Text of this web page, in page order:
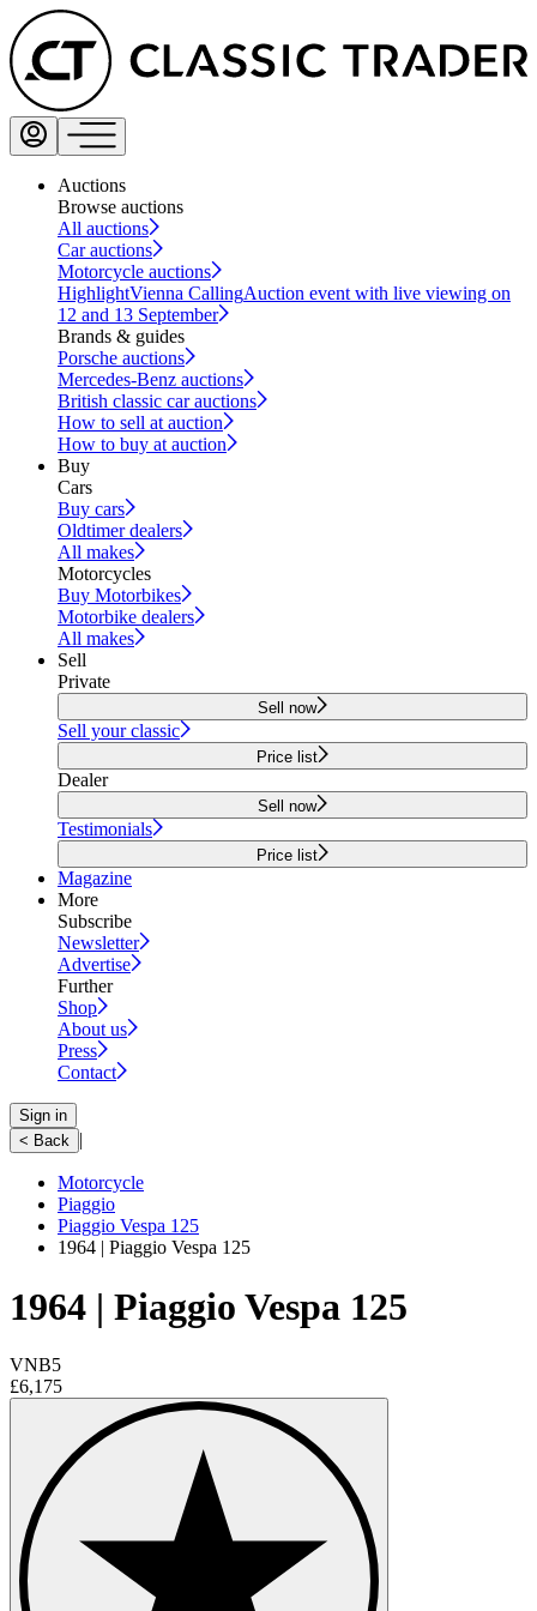
Auctions
Browse auctions
All auctions
Car auctions
Motorcycle auctions
HighlightVienna CallingAuction event with live viewing on
12 and 13 September
Brands & guides
Porsche auctions
Mercedes-Benz auctions
British classic car auctions
How to sell at auction
How to buy at auction
Buy
Cars
Buy cars
Oldtimer dealers
All makes
Motorcycles
Buy Motorbikes
Motorbike dealers
All makes
Sell
Private
Sell now
Sell your classic
Price list
Dealer
Sell now
Testimonials
Price list
Magazine
More
Subscribe
Newsletter
Advertise
Further
Shop
About us
Press
Contact
Sign in
< Back |
Motorcycle
Piaggio
Piaggio Vespa 125
1964 | Piaggio Vespa 125
1964 | Piaggio Vespa 125
VNB5
£6,175